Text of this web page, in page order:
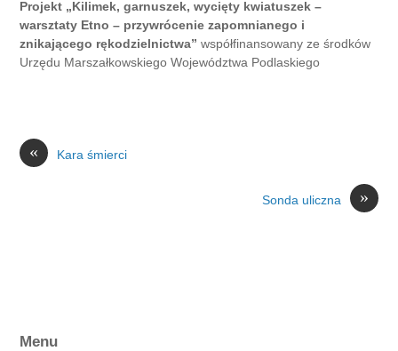
Projekt „Kilimek, garnuszek, wycięty kwiatuszek –
warsztaty Etno – przywrócenie zapomnianego i
znikającego rękodzielnictwa” współfinansowany ze środków
Urzędu Marszałkowskiego Województwa Podlaskiego
« Kara śmierci
»
Sonda uliczna
Menu